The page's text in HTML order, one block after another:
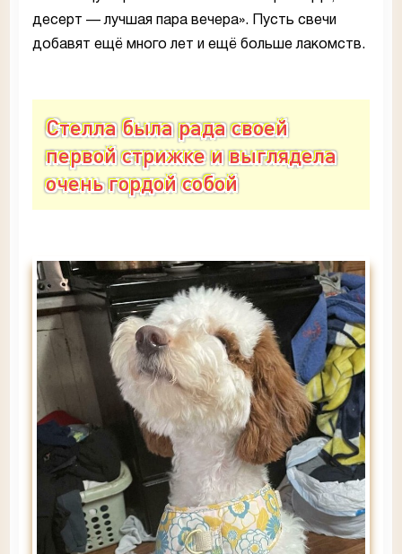
десерт — лучшая пара вечера». Пусть свечи
добавят ещё много лет и ещё больше лакомств.
Стелла была рада своей
первой стрижке и выглядела
очень гордой собой